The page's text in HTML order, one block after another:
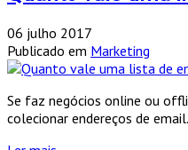
06 julho 2017
Publicado em Marketing
Se faz negócios online ou
colecionar endereços de email.